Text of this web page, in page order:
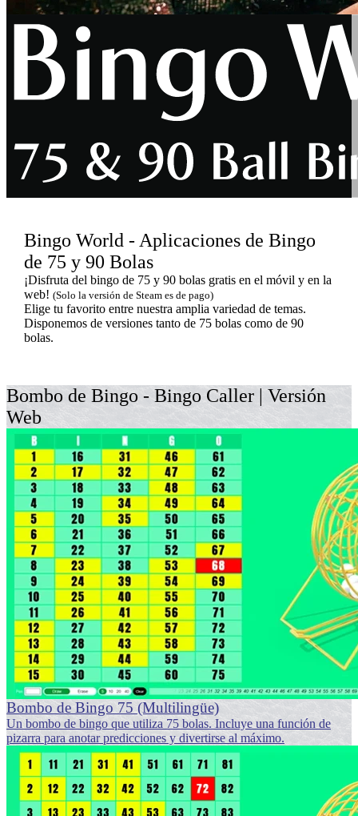
Bingo World - Aplicaciones de Bingo
de 75 y 90 Bolas
¡Disfruta del bingo de 75 y 90 bolas gratis en el móvil y en la
web! (Solo la versión de Steam es de pago)
Elige tu favorito entre nuestra amplia variedad de temas.
Disponemos de versiones tanto de 75 bolas como de 90
bolas.
Bombo de Bingo - Bingo Caller | Versión
Web
Bombo de Bingo 75 (Multilingüe)
Un bombo de bingo que utiliza 75 bolas. Incluye una función de
pizarra para anotar predicciones y divertirse al máximo.